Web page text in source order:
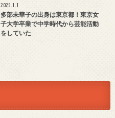
2025.1.1
多部未華子の出身は東京都！東京女
子大学卒業で中学時代から芸能活動
をしていた